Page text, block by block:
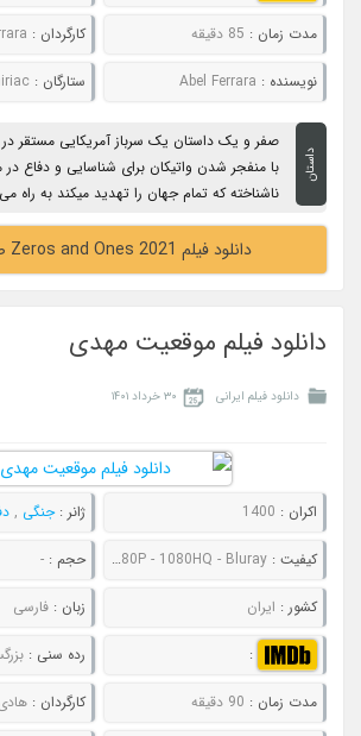
مدت زمان : 85 دقیقه کارگردان :
نویسنده : Abel Ferrara ستارگان : Chiriac
داستان
صفر و یک داستان یک سرباز آمریکایی مستقر در
با منفجر شدن واتیکان برای شناسایی و دفاع
ناشناخته که تمام جهان را تهدید میکند به راه
دانلود فیلم Zeros and Ones 2021 صفر و یک
دانلود فیلم موقعیت مهدی
دانلود فیلم ایرانی ۳۰ خرداد ۱۴۰۱
اکران : 1400 ژانر :جنگی ,
کیفیت :480P - 720P - 1080P - 1080HQ - Bluray حجم : -
کشور : ایران زبان : فارسی
: رده سنی :
مدت زمان : 90 دقیقه کارگردان :